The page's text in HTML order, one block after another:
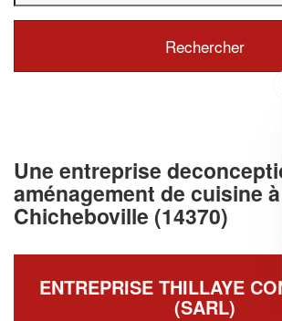
Une entreprise
aménagement de cuisine
Chicheboville (14370)
ENTREPRISE THILLAYE
(SARL)
Augmentez votre
vosmargestout en
nouveaux clients